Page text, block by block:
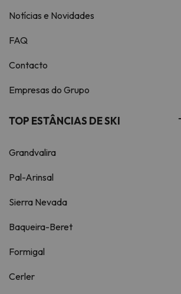
Notícias e Novidades
FAQ
Contacto
Empresas do Grupo
TOP ESTÂNCIAS DE SKI
Grandvalira
Pal-Arinsal
Sierra Nevada
Baqueira-Beret
Formigal
Cerler